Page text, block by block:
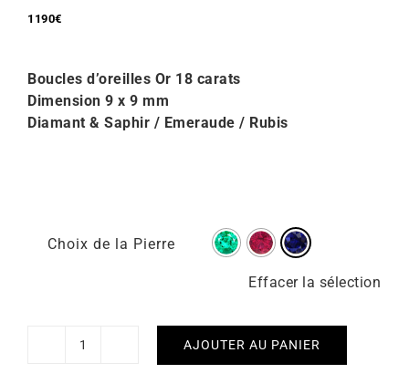
1190€
Boucles d’oreilles Or 18 carats
Dimension 9 x 9 mm
Diamant & Saphir / Emeraude / Rubis
Choix de la Pierre
Effacer la sélection
quantité
AJOUTER AU PANIER